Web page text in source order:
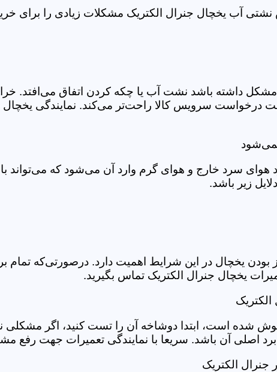
داشته باشد نشت آب یا چکه کردن اتفاق می‌افتد.
درخواست سرویس کالا راحت‌تر می‌کند. نمایندگی
هوای سرد خارج و هوای گرم وارد آن می‌شود که
زیر باشد.
یخچال در این شرایط اهمیت دارد. درصورتی‌که تمام
یخچال جنرال الکتریک تماس بگیرید.
شده است، ابتدا دوشاخه آن را تست کنید، اگر
اصلی آن باشد. سریعا با نمایندگی تعمیرات جهت رفع
جنرال الکتریک